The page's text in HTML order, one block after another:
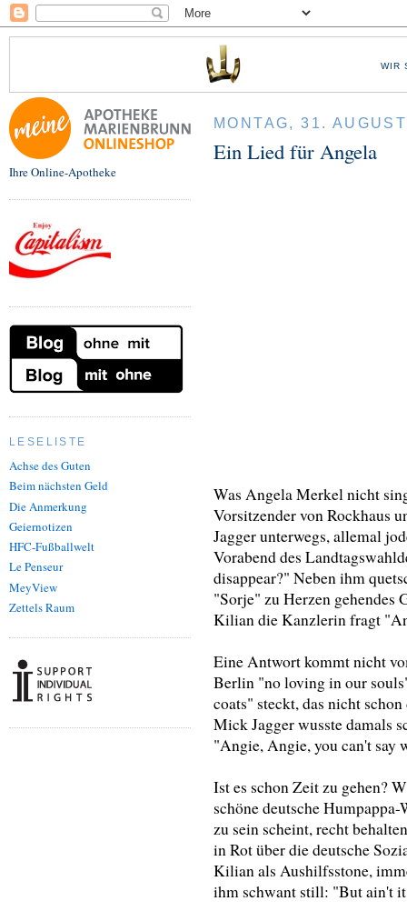
WIR
Ihre Online-Apotheke
LESELISTE
Achse des Guten
Beim nächsten Geld
Die Anmerkung
Geiernotizen
HFC-Fußballwelt
Le Penseur
MeyView
Zettels Raum
MONTAG, 31.
Ein Lied für Angela
Was Angela Merkel nicht
Vorsitzender von Rockhaus
Jagger unterwegs, allemal
Vorabend des
disappear?" Neben ihm
"Sorje" zu Herzen gehendes
Kilian die Kanzlerin fragt
Eine Antwort kommt nicht
Berlin "no loving in our
coats" steckt, das nicht
Mick Jagger wusste damals
"Angie, Angie, you can't say
Ist es schon Zeit zu gehen?
schöne deutsche
zu sein scheint, recht
in Rot über die deutsche
Kilian als Aushilfsstone,
ihm schwant still: "But ain't